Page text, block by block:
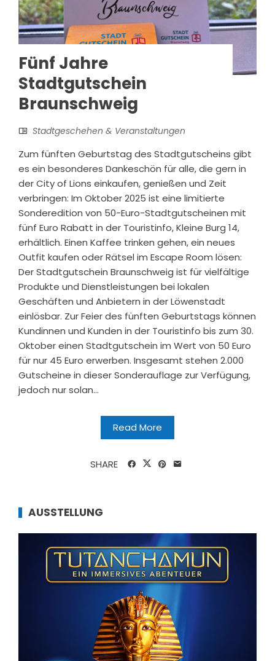
Fünf Jahre
Stadtgutschein
Braunschweig
Stadtgeschehen & Veranstaltungen
Zum fünften Geburtstag des Stadtgutscheins gibt
es ein besonderes Dankeschön für alle, die gern in
der City of Lions einkaufen, genießen und Zeit
verbringen: Im Oktober 2025 ist eine limitierte
Sonderedition von 50-Euro-Stadtgutscheinen mit
fünf Euro Rabatt in der Touristinfo, Kleine Burg 14,
erhältlich. Einen Kaffee trinken gehen, ein neues
Outfit kaufen oder Rätsel im Escape Room lösen:
Der Stadtgutschein Braunschweig ist für vielfältige
Produkte und Dienstleistungen bei lokalen
Geschäften und Anbietern in der Löwenstadt
einlösbar. Zur Feier des fünften Geburtstags können
Kundinnen und Kunden in der Touristinfo bis zum 30.
Oktober einen Stadtgutschein im Wert von 50 Euro
für nur 45 Euro erwerben. Insgesamt stehen 2.000
Gutscheine in dieser Sonderauflage zur Verfügung,
jedoch nur solan...
Read More
SHARE
AUSSTELLUNG